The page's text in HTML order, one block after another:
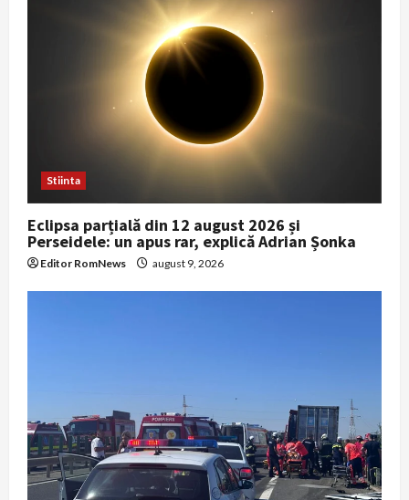
Stiinta
Eclipsa parțială din 12 august 2026 și
Perseidele: un apus rar, explică Adrian Șonka
Editor RomNews august 9, 2026